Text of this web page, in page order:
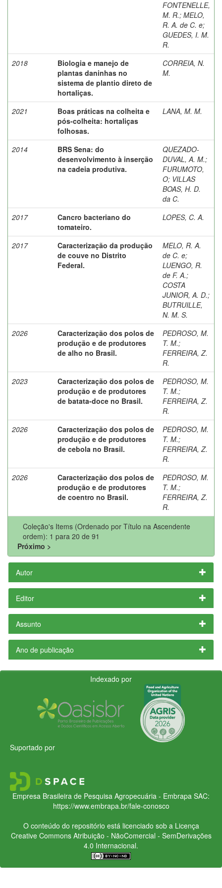
FONTENELLE,
M. R.; MELO,
R. A. de C. e;
GUEDES, I. M.
R.
2018
Biologia e manejo de
plantas daninhas no
sistema de plantio direto de
hortaliças.
CORREIA, N.
M.
2021
Boas práticas na colheita e
pós-colheita: hortaliças
folhosas.
LANA, M. M.
2014
BRS Sena: do
desenvolvimento à inserção
na cadeia produtiva.
QUEZADO-
DUVAL, A. M.;
FURUMOTO,
O; VILLAS
BOAS, H. D.
da C.
2017
Cancro bacteriano do
tomateiro.
LOPES, C. A.
2017
Caracterização da produção
de couve no Distrito
Federal.
MELO, R. A.
de C. e;
LUENGO, R.
de F. A.;
COSTA
JUNIOR, A. D.;
BUTRUILLE,
N. M. S.
2026
Caracterização dos polos de
produção e de produtores
de alho no Brasil.
PEDROSO, M.
T. M.;
FERREIRA, Z.
R.
2023
Caracterização dos polos de
produção e de produtores
de batata-doce no Brasil.
PEDROSO, M.
T. M.;
FERREIRA, Z.
R.
2026
Caracterização dos polos de
produção e de produtores
de cebola no Brasil.
PEDROSO, M.
T. M.;
FERREIRA, Z.
R.
2026
Caracterização dos polos de
produção e de produtores
de coentro no Brasil.
PEDROSO, M.
T. M.;
FERREIRA, Z.
R.
Coleção's Items (Ordenado por Título na Ascendente
ordem): 1 para 20 de 91
Próximo >
Autor
Editor
Assunto
Ano de publicação
Indexado por
Suportado por
Empresa Brasileira de Pesquisa Agropecuária - Embrapa SAC:
https://www.embrapa.br/fale-conosco
O conteúdo do repositório está licenciado sob a Licença
Creative CommonsAtribuição - NãoComercial - SemDerivações
4.0 Internacional.